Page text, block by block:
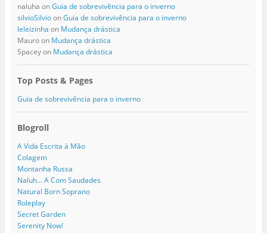
naluha onGuia de sobrevivência para o inverno
silvioSilvioonGuia de sobrevivência para o inverno
leleizinha on Mudança drástica
Mauroon Mudança drástica
Spaceyon Mudança drástica
Top Posts & Pages
Guia de sobrevivência para o inverno
Blogroll
A Vida Escrita à Mão
Colagem
Montanha Russa
Naluh… A Com Saudades
Natural Born Soprano
Roleplay
Secret Garden
Serenity Now!